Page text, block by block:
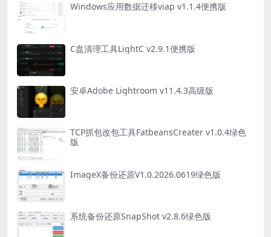
Windows应用数据迁移viap v1.1.4便携版
C盘清理工具LightC v2.9.1便携版
安卓Adobe Lightroom v11.4.3高级版
TCP抓包改包工具FatbeansCreater v1.0.4绿色
版
ImageX备份还原V1.0.2026.0619绿色版
系统备份还原SnapShot v2.8.6绿色版